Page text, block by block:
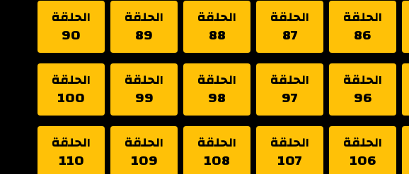
الحلقة
86
الحلقة
87
الحلقة
88
الحلقة
89
الحلقة
90
الحلقة
96
الحلقة
97
الحلقة
98
الحلقة
99
الحلقة
100
الحلقة
106
الحلقة
107
الحلقة
108
الحلقة
109
الحلقة
110